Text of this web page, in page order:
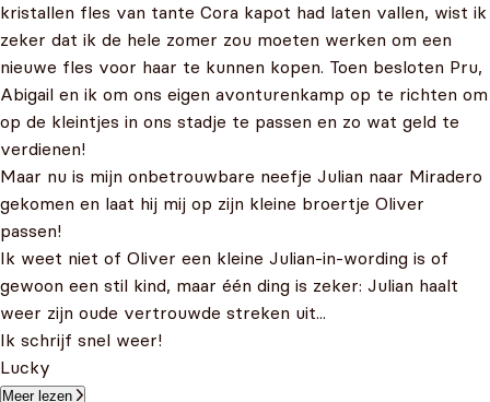
kristallen fles van tante Cora kapot had laten vallen, wist ik
zeker dat ik de hele zomer zou moeten werken om een
nieuwe fles voor haar te kunnen kopen. Toen besloten Pru,
Abigail en ik om ons eigen avonturenkamp op te richten om
op de kleintjes in ons stadje te passen en zo wat geld te
verdienen!
Maar nu is mijn onbetrouwbare neefje Julian naar Miradero
gekomen en laat hij mij op zijn kleine broertje Oliver
passen!
Ik weet niet of Oliver een kleine Julian-in-wording is of
gewoon een stil kind, maar één ding is zeker: Julian haalt
weer zijn oude vertrouwde streken uit...
Ik schrijf snel weer!
Lucky
Meer lezen